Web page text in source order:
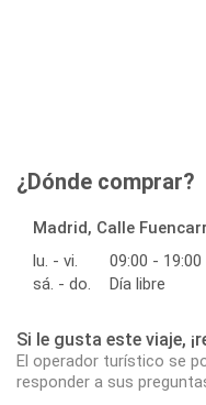
¿Dónde comprar?
Madrid, Calle
lu. - vi.
09:00 - 19:00
sá. - do.
Día libre
Si le gusta este viaje,
El operador turístico se
responder a sus